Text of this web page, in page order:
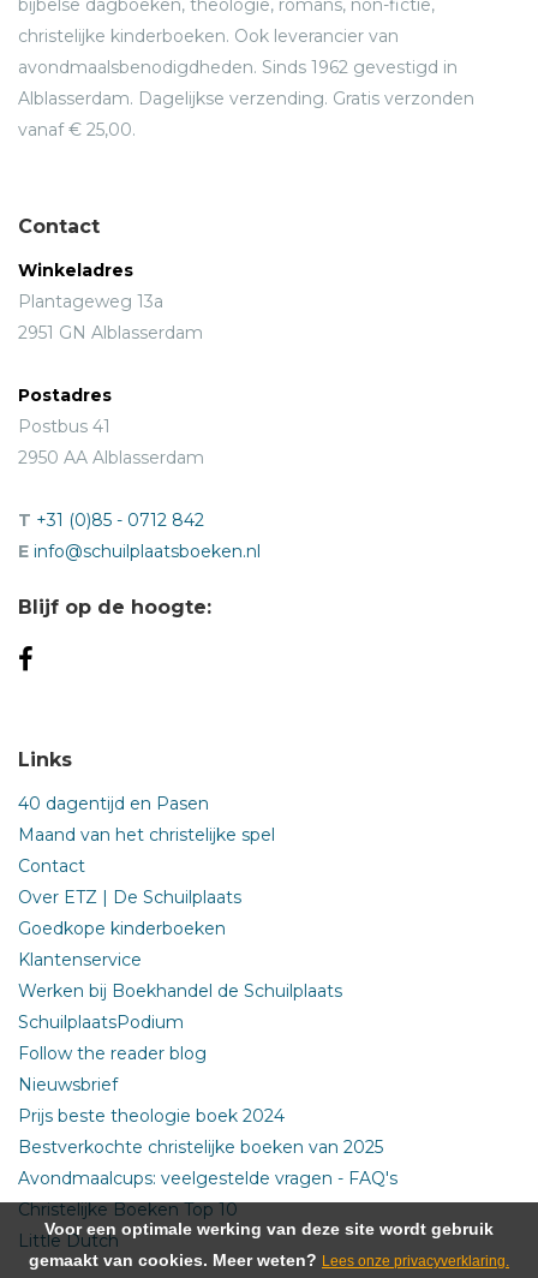
bijbelse dagboeken, theologie, romans, non-fictie,
christelijke kinderboeken. Ook leverancier van
avondmaalsbenodigdheden. Sinds 1962 gevestigd in
Alblasserdam. Dagelijkse verzending. Gratis verzonden
vanaf € 25,00.
Contact
Winkeladres
Plantageweg 13a
2951 GN Alblasserdam
Postadres
Postbus 41
2950 AA Alblasserdam
T +31 (0)85 - 0712 842
E info@schuilplaatsboeken.nl
Blijf op de hoogte:
Links
40 dagentijd en Pasen
Maand van het christelijke spel
Contact
Over ETZ | De Schuilplaats
Goedkope kinderboeken
Klantenservice
Werken bij Boekhandel de Schuilplaats
SchuilplaatsPodium
Follow the reader blog
Nieuwsbrief
Prijs beste theologie boek 2024
Bestverkochte christelijke boeken van 2025
Avondmaalcups: veelgestelde vragen - FAQ's
Christelijke Boeken Top 10
Little Dutch
Voor een optimale werking van deze site wordt gebruik
gemaakt van cookies. Meer weten? Lees onze privacyverklaring.